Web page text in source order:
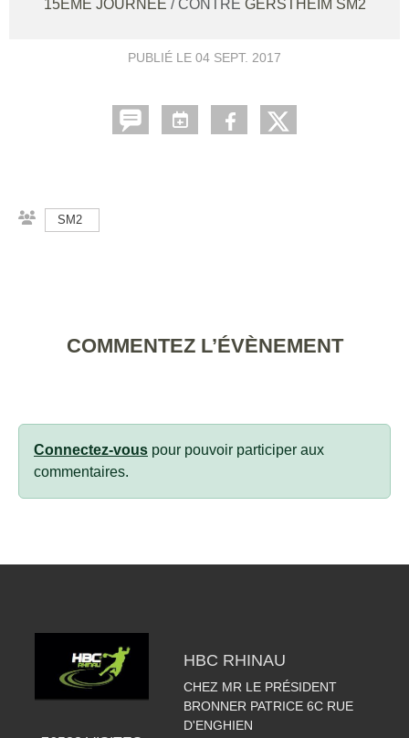
15ÈME JOURNÉE / CONTRE GERSTHEIM SM2
PUBLIÉ LE 04 SEPT. 2017
SM2
COMMENTEZ L’ÉVÈNEMENT
Connectez-vous pour pouvoir participer aux
commentaires.
HBC RHINAU
CHEZ MR LE PRÉSIDENT
BRONNER PATRICE 6C RUE
D'ENGHIEN